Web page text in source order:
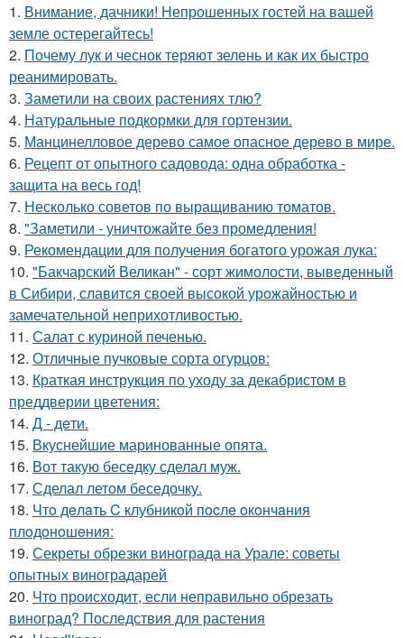
1. Внимание, дачники! Непрошенных гостей на вашей
земле остерегайтесь!
2. Почему лук и чеснок теряют зелень и как их быстро
реанимировать.
3. Заметили на своих растениях тлю?
4. Натуральные подкормки для гортензии.
5. Манцинелловое дерево самое опасное дерево в мире.
6. Рецепт от опытного садовода: одна обработка -
защита на весь год!
7. Несколько советов по выращиванию томатов.
8. "Заметили - уничтожайте без промедления!
9. Рекомендации для получения богатого урожая лука:
10. "Бакчарский Великан" - сорт жимолости, выведенный
в Сибири, славится своей высокой урожайностью и
замечательной неприхотливостью.
11. Салат с куриной печенью.
12. Отличные пучковые сорта огурцов:
13. Краткая инструкция по уходу за декабристом в
преддверии цветения:
14. Д - дeти.
15. Вкуснейшие маринованные опята.
16. Вот такую беседку сделал муж.
17. Сделал летом беседочку.
18. Чтo дeлaть C клубникoй пocлe oкoнчaния
плoдoнoшeния:
19. Секреты обрезки винограда на Урале: советы
опытных виноградарей
20. Что происходит, если неправильно обрезать
виноград? Последствия для растения